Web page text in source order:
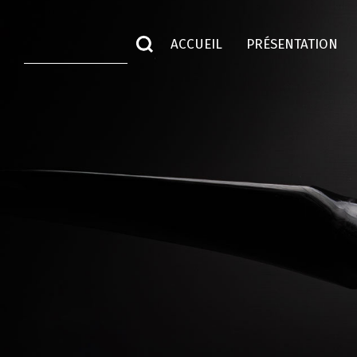
ACCUEIL PRÉSENTATION